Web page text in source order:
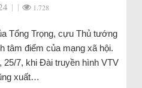
| | 1.728
Tổng Trọng, cựu Thủ tướng
tâm điểm của mạng xã hội.
25/7, khi Đài truyền hình VTV
xuất…